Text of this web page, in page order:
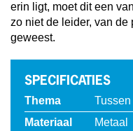
erin ligt, moet dit een
zo niet de leider, van
geweest.
SPECIFICATIES
Thema
Materiaal
Metaal